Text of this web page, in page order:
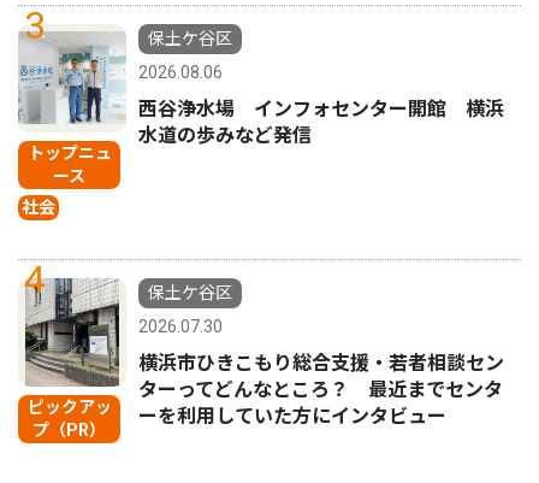
3
トップニュ
ース
社会
保土ケ谷区
2026.08.06
西谷浄水場 インフォセンター開館 横浜
水道の歩みなど発信
4
ピックアッ
プ（PR）
保土ケ谷区
2026.07.30
横浜市ひきこもり総合支援・若者相談セン
ターってどんなところ？ 最近までセンタ
ーを利用していた方にインタビュー